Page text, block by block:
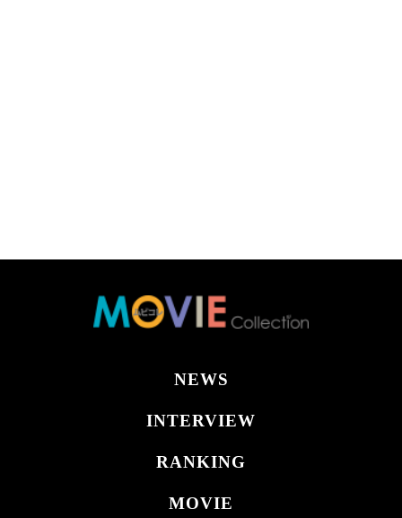
NEWS
INTERVIEW
RANKING
MOVIE